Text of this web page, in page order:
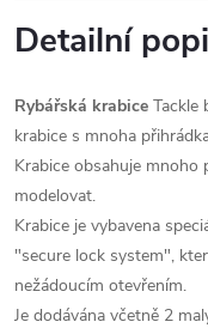
Detailní
Rybářská krabice Tackle
krabice s mnoha
Krabice obsahuje mnoho
modelovat.
Krabice je vybavena
"secure lock system",
nežádoucím otevřením.
Je dodávána včetně 2